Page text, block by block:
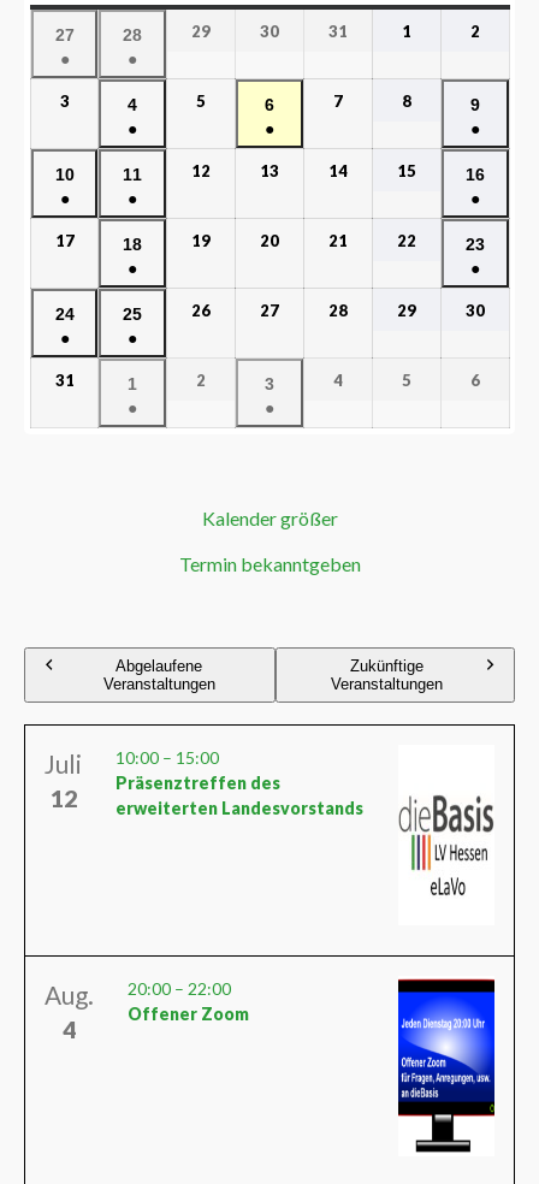
27
●
28
●
29 30 31 1 2
3
4
●
5
6
●
7 8
9
●
10
●
11
●
12 13 14 15
16
●
17
18
●
19 20 21 22
23
●
24
●
25
●
26 27 28 29 30
31
1
●
2
3
●
4 5 6
Kalender größer
Termin bekanntgeben
Abgelaufene
Veranstaltungen
Zukünftige
Veranstaltungen
Juli
12
10:00 – 15:00
Präsenztreffen des
erweiterten Landesvorstands
Aug.
4
20:00 – 22:00
Offener Zoom